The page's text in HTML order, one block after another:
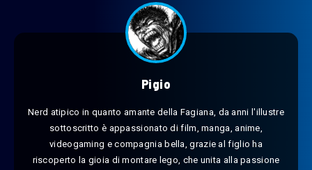
Pigio
Nerd atipico in quanto amante della Fagiana, da anni l'illustre
sottoscritto è appassionato di film, manga, anime,
videogaming e compagnia bella, grazie al figlio ha
riscoperto la gioia di montare lego, che unita alla passione